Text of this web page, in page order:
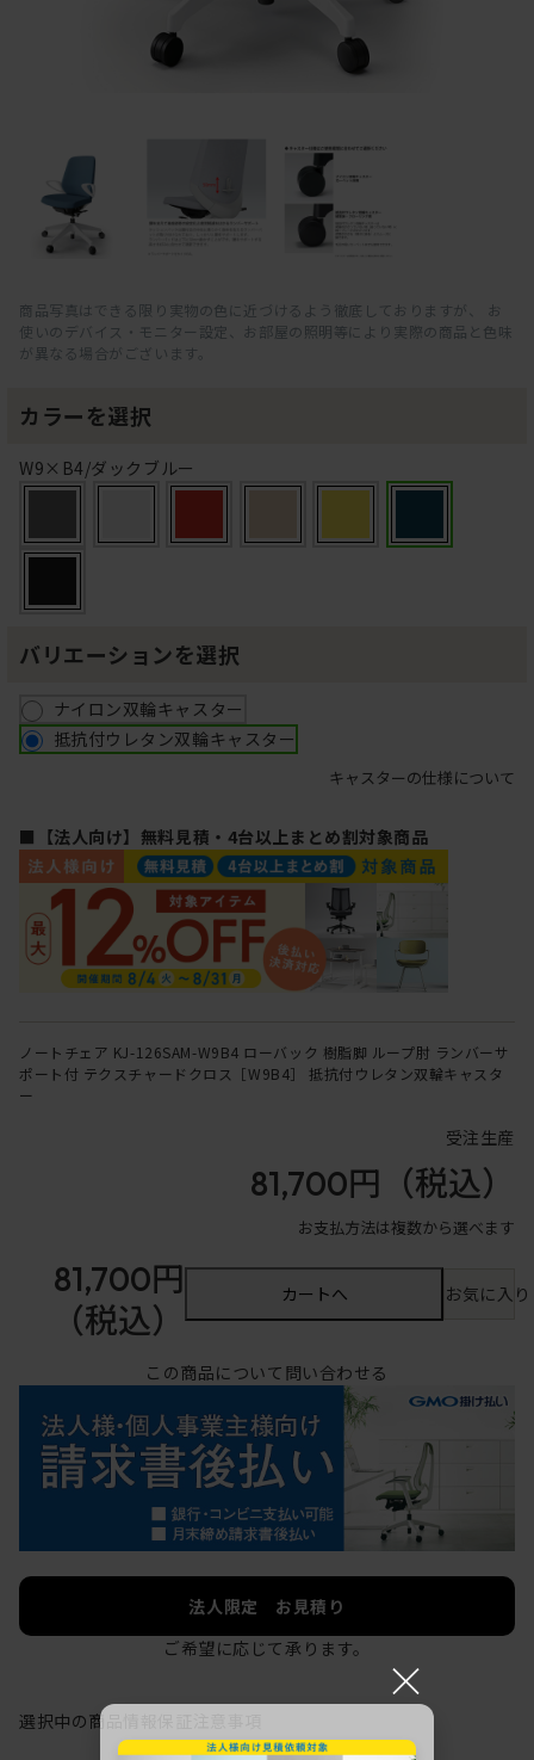
商品写真はできる限り実物の色に近づけるよう徹底しておりますが、 お
使いのデバイス・モニター設定、お部屋の照明等により実際の商品と色味
が異なる場合がございます。
カラーを選択
W9×B4/ダックブルー
バリエーションを選択
ナイロン双輪キャスター
抵抗付ウレタン双輪キャスター
キャスターの仕様について
■【法人向け】無料見積・4台以上まとめ割対象商品
ノートチェア KJ-126SAM-W9B4 ローバック 樹脂脚 ループ肘 ランバーサ
ポート付 テクスチャードクロス［W9B4］ 抵抗付ウレタン双輪キャスタ
ー
受注生産
81,700円 （税込）
お支払方法は複数から選べます
81,700円
（税込）
カートへ お気に入
この商品について問い合わせる
法人限定 お見積り
ご希望に応じて承ります。
選択中の商品情報
×